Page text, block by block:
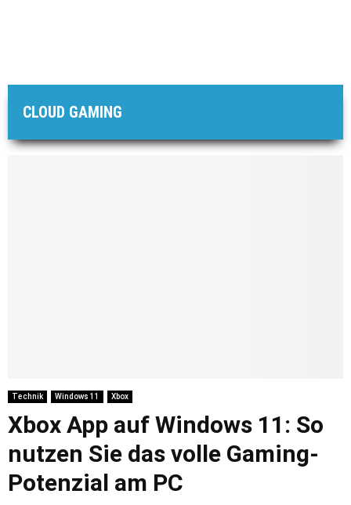
CLOUD GAMING
Technik Windows 11 Xbox
Xbox App auf Windows 11: So
nutzen Sie das volle Gaming-
Potenzial am PC